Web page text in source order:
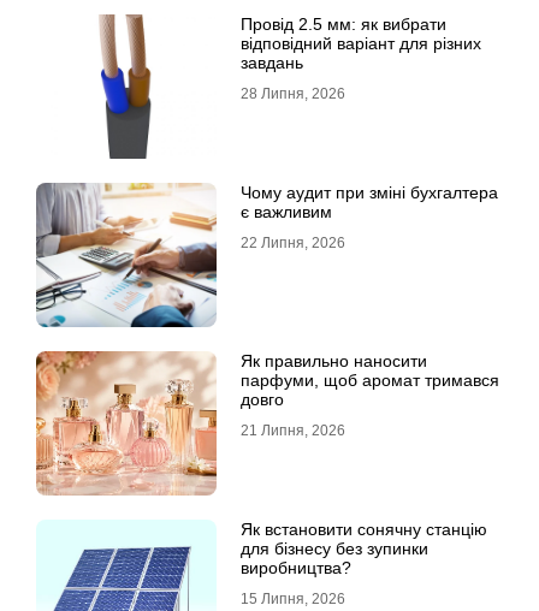
Провід 2.5 мм: як вибрати
відповідний варіант для різних
завдань
28 Липня, 2026
Чому аудит при зміні бухгалтера
є важливим
22 Липня, 2026
Як правильно наносити
парфуми, щоб аромат тримався
довго
21 Липня, 2026
Як встановити сонячну станцію
для бізнесу без зупинки
виробництва?
15 Липня, 2026